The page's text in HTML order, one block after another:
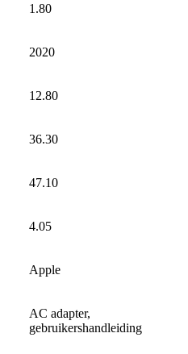
1.80
2020
12.80
36.30
47.10
4.05
Apple
AC adapter,
gebruikershandleiding